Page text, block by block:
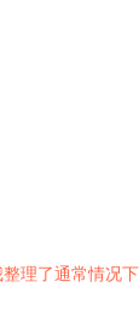
理了通常情况